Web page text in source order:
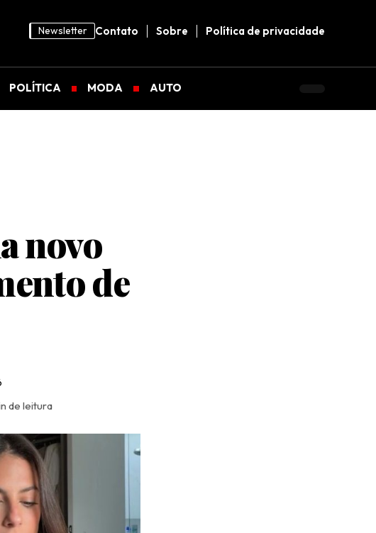
Newsletter Contato Sobre Política de privacidade
POLÍTICA MODA AUTO
novo
de
de leitura